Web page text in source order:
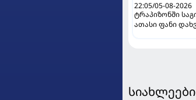
22:05/05-08-2026
ტრაპიზონში
ათასი ფანი
სიახლეები